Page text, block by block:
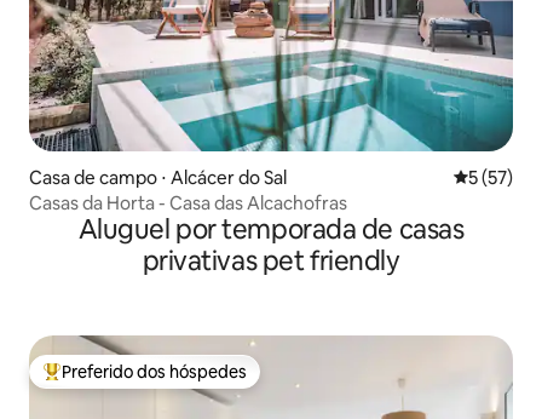
Casa de campo ⋅ Alcácer do Sal 5 de uma
5 (57)
Casas da Horta - Casa das Alcachofras
Aluguel por temporada de casas
privativas pet friendly
Entre os melhores preferidos dos hóspedes
Preferido dos hóspedes